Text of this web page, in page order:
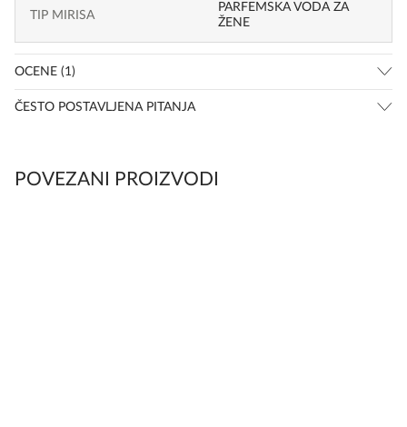
TIP MIRISA
PARFEMSKA VODA ZA
ŽENE
OCENE (1)
ČESTO POSTAVLJENA PITANJA
POVEZANI PROIZVODI